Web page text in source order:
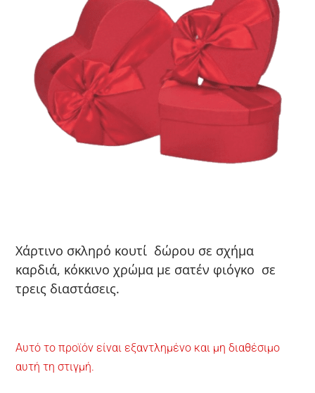
Χάρτινο σκληρό κουτί δώρου σε σχήμα
καρδιά, κόκκινο χρώμα με σατέν φιόγκο σε
τρεις διαστάσεις.
Αυτό το προϊόν είναι εξαντλημένο και μη διαθέσιμο
αυτή τη στιγμή.